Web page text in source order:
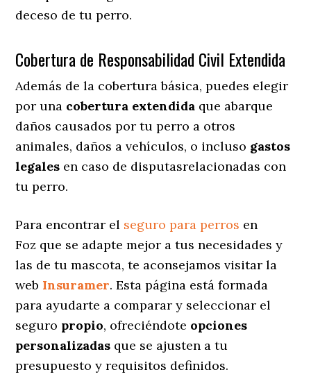
deceso de tu perro.
Cobertura de Responsabilidad Civil Extendida
Además de la cobertura básica, puedes elegir
por una cobertura extendida que abarque
daños causados por tu perro a otros
animales, daños a vehículos, o incluso gastos
legales en caso de disputasrelacionadas con
tu perro.
Para encontrar el seguro para perros en
Foz que se adapte mejor a tus necesidades y
las de tu mascota, te aconsejamos visitar la
web Insuramer. Esta página está formada
para ayudarte a comparar y seleccionar el
seguro propio, ofreciéndote opciones
personalizadas que se ajusten a tu
presupuesto y requisitos definidos.